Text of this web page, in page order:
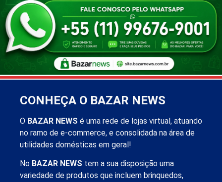
CONHEÇA O BAZAR NEWS
O BAZAR NEWS é uma rede de lojas virtual, atuando
no ramo de e-commerce, e consolidada na área de
utilidades domésticas em geral!
No BAZAR NEWS tem a sua disposição uma
variedade de produtos que incluem brinquedos,